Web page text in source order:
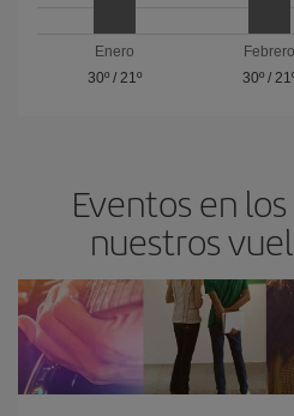
Enero
30º/ 21º
Febrero
30º/
Eventos en
nuestros